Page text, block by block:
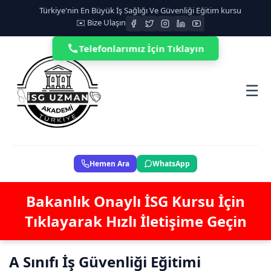
Türkiye'nin En Büyük İş Sağlığı Ve Güvenliği Eğitim kursu
✉️ Bize Ulaşın
☰
Hemen Ara WhatsApp
Bakanlık Onaylı İSG Kursu İçin
Tıklayarak Hızlı İletişime Geçin
A Sınıfı İş Güvenliği Eğitimi
Telefonlarımız İçin Tıklayın